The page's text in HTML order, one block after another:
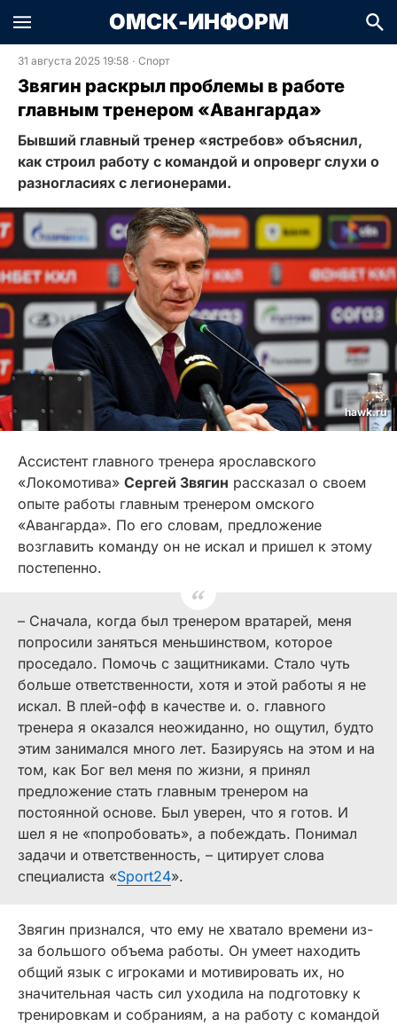
ОМСК-ИНФОРМ
31 августа 2025 19:58 · Спорт
Звягин раскрыл проблемы в работе
главным тренером «Авангарда»
Бывший главный тренер «ястребов» объяснил,
как строил работу с командой и опроверг слухи о
разногласиях с легионерами.
hawk.ru
Ассистент главного тренера ярославского
«Локомотива» Сергей Звягин рассказал о своем
опыте работы главным тренером омского
«Авангарда». По его словам, предложение
возглавить команду он не искал и пришел к этому
постепенно.
– Сначала, когда был тренером вратарей, меня
попросили заняться меньшинством, которое
проседало. Помочь с защитниками. Стало чуть
больше ответственности, хотя и этой работы я не
искал. В плей-офф в качестве и. о. главного
тренера я оказался неожиданно, но ощутил, будто
этим занимался много лет. Базируясь на этом и на
том, как Бог вел меня по жизни, я принял
предложение стать главным тренером на
постоянной основе. Был уверен, что я готов. И
шел я не «попробовать», а побеждать. Понимал
задачи и ответственность, – цитирует слова
специалиста «Sport24».
Звягин признался, что ему не хватало времени из-
за большого объема работы. Он умеет находить
общий язык с игроками и мотивировать их, но
значительная часть сил уходила на подготовку к
тренировкам и собраниям, а на работу с командой